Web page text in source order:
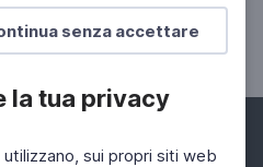
senza accettare
la tua privacy
sui propri siti web